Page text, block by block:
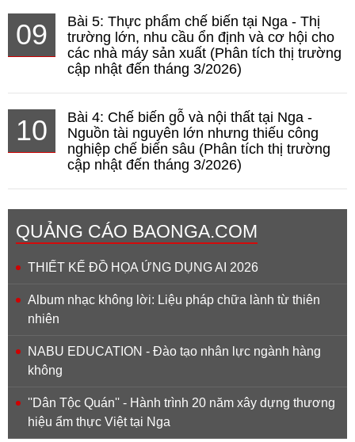
09
Bài 5: Thực phẩm chế biến tại Nga - Thị
trường lớn, nhu cầu ổn định và cơ hội cho
các nhà máy sản xuất (Phân tích thị trường
cập nhật đến tháng 3/2026)
10
Bài 4: Chế biến gỗ và nội thất tại Nga -
Nguồn tài nguyên lớn nhưng thiếu công
nghiệp chế biến sâu (Phân tích thị trường
cập nhật đến tháng 3/2026)
QUẢNG CÁO BAONGA.COM
THIẾT KẾ ĐỒ HỌA ỨNG DỤNG AI 2026
Album nhạc không lời: Liệu pháp chữa lành từ thiên
nhiên
NABU EDUCATION - Đào tạo nhân lực ngành hàng
không
''Dân Tộc Quán'' - Hành trình 20 năm xây dựng thương
hiệu ẩm thực Việt tại Nga